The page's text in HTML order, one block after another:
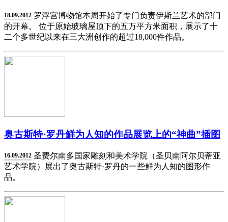
18.09.2012 罗浮宫博物馆本周开始了专门负责伊斯兰艺术的部门
的开幕。 位于原始玻璃屋顶下的五万平方米面积，展示了十
二个多世纪以来在三大洲创作的超过18,000件作品。
奥古斯特·罗丹鲜为人知的作品展览上的“神曲”插图
16.09.2012 圣费尔南多国家雕刻和美术学院（圣贝南阿尔贝蒂亚
艺术学院）展出了奥古斯特·罗丹的一些鲜为人知的图形作
品。